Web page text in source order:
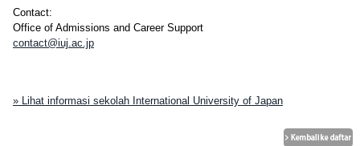
Contact:
Office of Admissions and Career Support
contact@iuj.ac.jp
» Lihat informasi sekolah International University of Japan